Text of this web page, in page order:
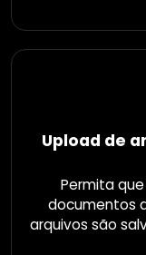
Upload de
Permita
documentos
arquivos são